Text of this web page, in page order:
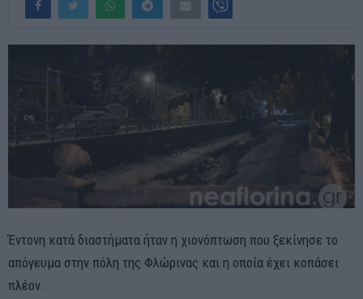
Έντονη κατά διαστήματα ήταν η χιονόπτωση που ξεκίνησε το
απόγευμα στην πόλη της Φλώρινας και η οποία έχει κοπάσει
πλέον.